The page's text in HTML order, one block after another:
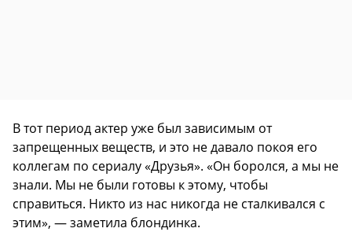
В тот период актер уже был зависимым от
запрещенных веществ, и это не давало покоя его
коллегам по сериалу «Друзья». «Он боролся, а мы не
знали. Мы не были готовы к этому, чтобы
справиться. Никто из нас никогда не сталкивался с
этим», — заметила блондинка.